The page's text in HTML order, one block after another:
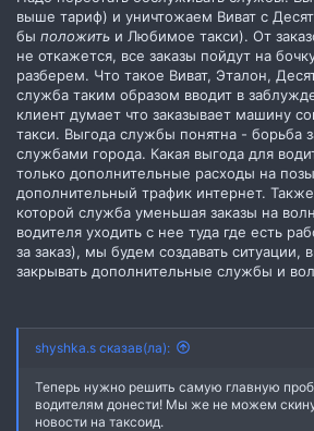
выше тариф) и уничтожаем Виват с
бы положить и Любимое такси). От
не откажется, все заказы пойдут на
разберем. Что такое Виват, Эталон,
служба таким образом вводит в
клиент думает что заказывает машину
такси. Выгода службы понятна - борьба
службами города. Какая выгода для
только дополнительные расходы на
дополнительный трафик интернет.
которой служба уменьшая заказы на
водителя уходить с нее туда где есть
за заказ), мы будем создавать ситуации,
закрывать дополнительные службы и
shyshka.s сказав(ла):
Теперь нужно решить самую главную
водителям донести! Мы же не можем
новости на таксоид.